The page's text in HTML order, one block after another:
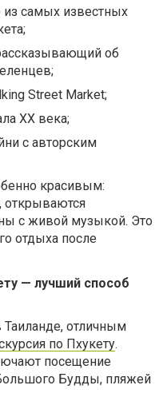
из самых известных
об
Street Market;
XX века;
с авторским
красивым:
открываются
с живой музыкой. Это
отдыха после
— лучший способ
отличным
по Пхукету.
посещение
Будды, пляжей